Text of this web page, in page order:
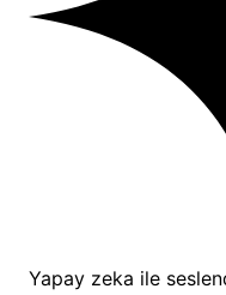
Yapay zeka ile